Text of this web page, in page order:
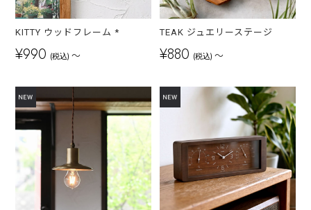
KITTY ウッドフレーム *
¥990 (税込) ～
TEAK ジュエリーステージ
¥880 (税込) ～